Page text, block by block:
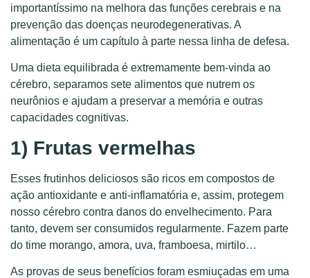
importantíssimo na melhora das funções cerebrais e na
prevenção das doenças neurodegenerativas. A
alimentação é um capítulo à parte nessa linha de defesa.
Uma dieta equilibrada é extremamente bem-vinda ao
cérebro, separamos sete alimentos que nutrem os
neurônios e ajudam a preservar a memória e outras
capacidades cognitivas.
1) Frutas vermelhas
Esses frutinhos deliciosos são ricos em compostos de
ação antioxidante e anti-inflamatória e, assim, protegem
nosso cérebro contra danos do envelhecimento. Para
tanto, devem ser consumidos regularmente. Fazem parte
do time morango, amora, uva, framboesa, mirtilo…
As provas de seus benefícios foram esmiuçadas em uma